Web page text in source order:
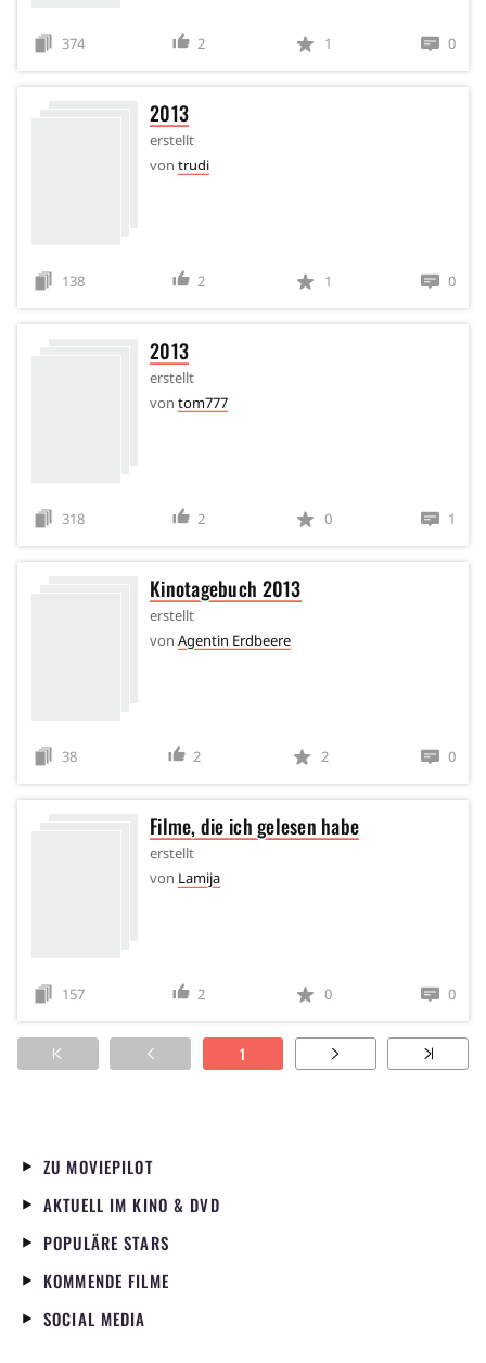
374 2 1 0
2013
erstellt
von trudi
138 2 1 0
2013
erstellt
von tom777
318 2 0 1
Kinotagebuch 2013
erstellt
von Agentin Erdbeere
38 2 2 0
Filme, die ich gelesen habe
erstellt
von Lamija
157 2 0 0
1
ZU MOVIEPILOT
AKTUELL IM KINO & DVD
POPULÄRE STARS
KOMMENDE FILME
SOCIAL MEDIA